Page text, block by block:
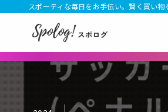
スポーティな毎日をお手伝い。賢く買い